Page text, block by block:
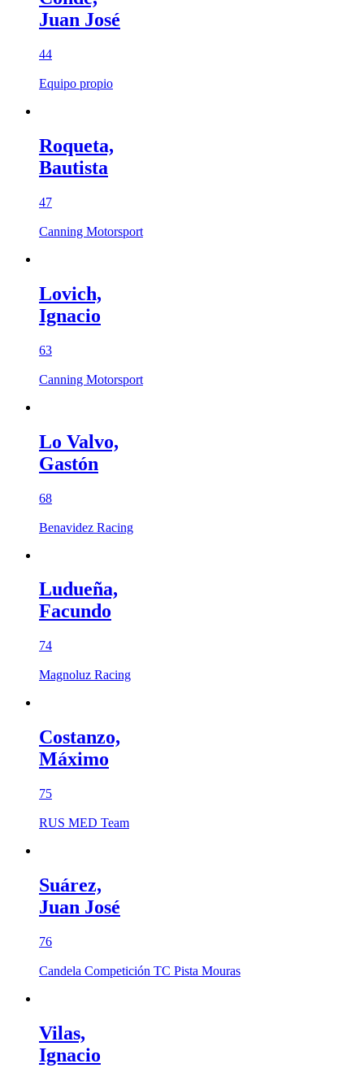
Juan José
44
Equipo propio
Roqueta,
Bautista
47
Canning Motorsport
Lovich,
Ignacio
63
Canning Motorsport
Lo Valvo,
Gastón
68
Benavidez Racing
Ludueña,
Facundo
74
Magnoluz Racing
Costanzo,
Máximo
75
RUS MED Team
Suárez,
Juan José
76
Candela Competición TC Pista Mouras
Vilas,
Ignacio